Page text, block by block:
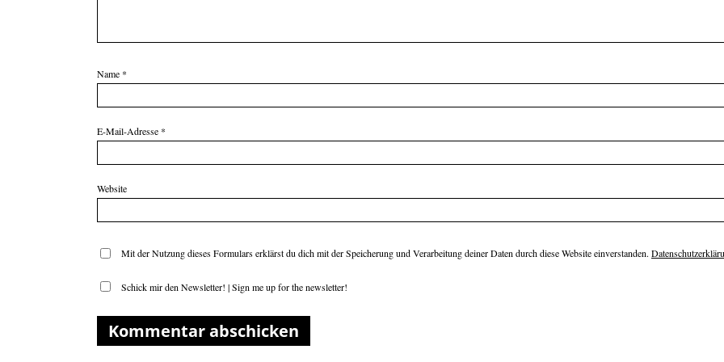
Name *
E-Mail-Adresse *
Website
Mit der Nutzung dieses Formulars erklärst du dich mit der Speicherung und Verarbeitung deiner Daten durch diese Website einverstanden.
Schick mir den Newsletter! | Sign me up for the newsletter!